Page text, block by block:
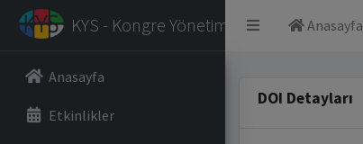
Anasayfa
KYS - Kongre Yönetim Sistemi
Anasayfa
Etkinlikler
DOI Detayları